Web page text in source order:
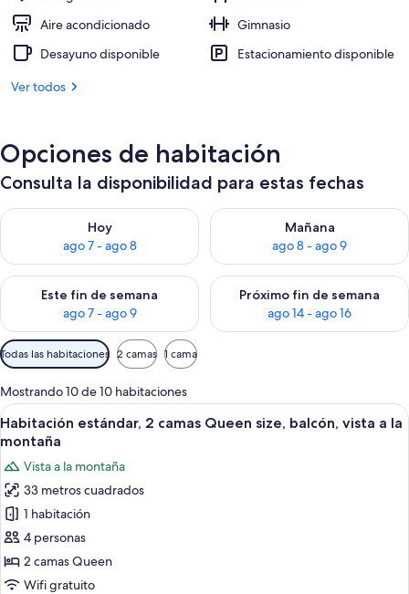
Aire acondicionado
Gimnasio
Desayuno disponible
Estacionamiento disponible
Ver todos
Opciones de habitación
Consulta la disponibilidad para estas fechas
Hoy
ago 7 - ago 8
Consulta la disponibilidad para hoy ago 7 - ago 8
Mañana
ago 8 - ago 9
Consulta la disponibilidad
Este fin de semana
ago 7 - ago 9
Consulta la disponibilidad para este fin de semana ago 7 -
Próximo fin de semana
ago 14 - ago 16
Consulta la disponibilidad
Filtros
disponibles
para
las
habitaciones
Todas las habitaciones 2 camas 1 cama
Mostrando 10 de 10 habitaciones
Abrir
todas
fotos
de
Habitación
estándar,
2
camas
Habitación de hotel con dos camas,
7
Habitación estándar, 2 camas Queen size, balcón, vista a la
montaña
Vista a la montaña
33 metros cuadrados
1 habitación
4 personas
2 camas Queen
Wifi gratuito